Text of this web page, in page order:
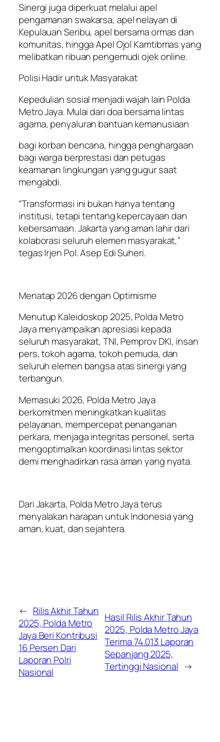
Sinergi juga diperkuat melalui apel
pengamanan swakarsa, apel nelayan di
Kepulauan Seribu, apel bersama ormas dan
komunitas, hingga Apel Ojol Kamtibmas yang
melibatkan ribuan pengemudi ojek online.
Polisi Hadir untuk Masyarakat
Kepedulian sosial menjadi wajah lain Polda
Metro Jaya. Mulai dari doa bersama lintas
agama, penyaluran bantuan kemanusiaan
bagi korban bencana, hingga penghargaan
bagi warga berprestasi dan petugas
keamanan lingkungan yang gugur saat
mengabdi.
“Transformasi ini bukan hanya tentang
institusi, tetapi tentang kepercayaan dan
kebersamaan. Jakarta yang aman lahir dari
kolaborasi seluruh elemen masyarakat,”
tegas Irjen Pol. Asep Edi Suheri.
Menatap 2026 dengan Optimisme
Menutup Kaleidoskop 2025, Polda Metro
Jaya menyampaikan apresiasi kepada
seluruh masyarakat, TNI, Pemprov DKI, insan
pers, tokoh agama, tokoh pemuda, dan
seluruh elemen bangsa atas sinergi yang
terbangun.
Memasuki 2026, Polda Metro Jaya
berkomitmen meningkatkan kualitas
pelayanan, mempercepat penanganan
perkara, menjaga integritas personel, serta
mengoptimalkan koordinasi lintas sektor
demi menghadirkan rasa aman yang nyata.
Dari Jakarta, Polda Metro Jaya terus
menyalakan harapan untuk Indonesia yang
aman, kuat, dan sejahtera.
← Rilis Akhir Tahun
2025, Polda Metro
Jaya Beri Kontribusi
16 Persen Dari
Laporan Polri
Nasional
Hasil Rilis Akhir Tahun
2025, Polda Metro Jaya
Terima 74.013 Laporan
Sepanjang 2025,
Tertinggi Nasional →